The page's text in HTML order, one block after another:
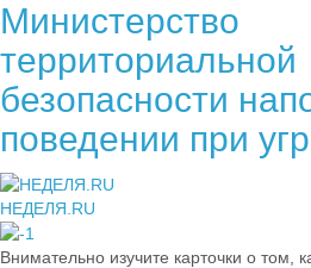
Министерство
территориальной
безопасности
поведении при
НЕДЕЛЯ.RU
Внимательно изучите карточки о том,